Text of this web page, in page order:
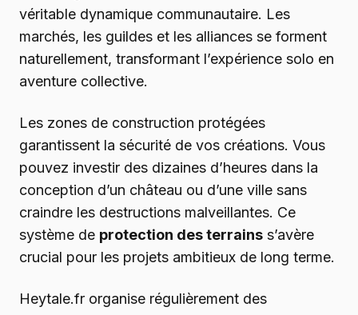
véritable dynamique communautaire. Les
marchés, les guildes et les alliances se forment
naturellement, transformant l’expérience solo en
aventure collective.
Les zones de construction protégées
garantissent la sécurité de vos créations. Vous
pouvez investir des dizaines d’heures dans la
conception d’un château ou d’une ville sans
craindre les destructions malveillantes. Ce
système de protection des terrains s’avère
crucial pour les projets ambitieux de long terme.
Heytale.fr organise régulièrement des